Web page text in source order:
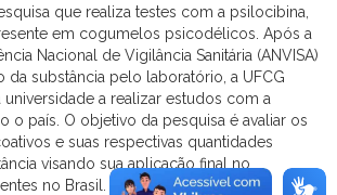
que realiza testes com a psilocibina,
em cogumelos psicodélicos. Após a
Nacional de Vigilância Sanitária (ANVISA)
da substância pelo laboratório, a UFCG
a realizar estudos com a
o país. O objetivo da pesquisa é avaliar os
e suas respectivas quantidades
visando sua aplicação final no
no Brasil.